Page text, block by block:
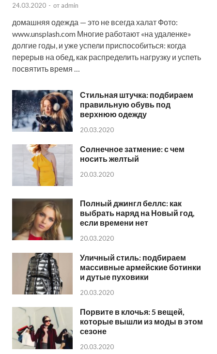
24.03.2020 - от admin
домашняя одежда — это не всегда халат Фото:
www.unsplash.com Многие работают «на удаленке»
долгие годы, и уже успели приспособиться: когда
перерыв на обед, как распределить нагрузку и успеть
посвятить время …
Стильная штучка: подбираем
правильную обувь под
верхнюю одежду
20.03.2020
Солнечное затмение: с чем
носить желтый
20.03.2020
Полный джингл беллс: как
выбрать наряд на Новый год,
если времени нет
20.03.2020
Уличный стиль: подбираем
массивные армейские ботинки
и дутые пуховики
20.03.2020
Порвите в клочья: 5 вещей,
которые вышли из моды в этом
сезоне
20.03.2020